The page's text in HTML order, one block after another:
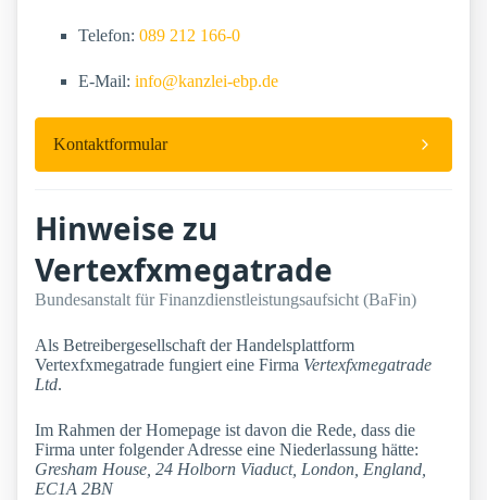
Telefon: 089 212 166-0
E-Mail: info@kanzlei-ebp.de
Kontaktformular
Hinweise zu
Vertexfxmegatrade
Bundesanstalt für Finanzdienstleistungsaufsicht (BaFin)
Als Betreibergesellschaft der Handelsplattform
Vertexfxmegatrade fungiert eine Firma Vertexfxmegatrade
Ltd.
Im Rahmen der Homepage ist davon die Rede, dass die
Firma unter folgender Adresse eine Niederlassung hätte:
Gresham House, 24 Holborn Viaduct, London, England,
EC1A 2BN